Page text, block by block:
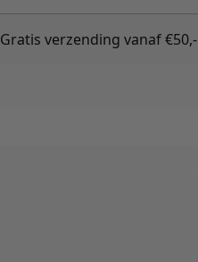
Gratis verzending vanaf €50,-